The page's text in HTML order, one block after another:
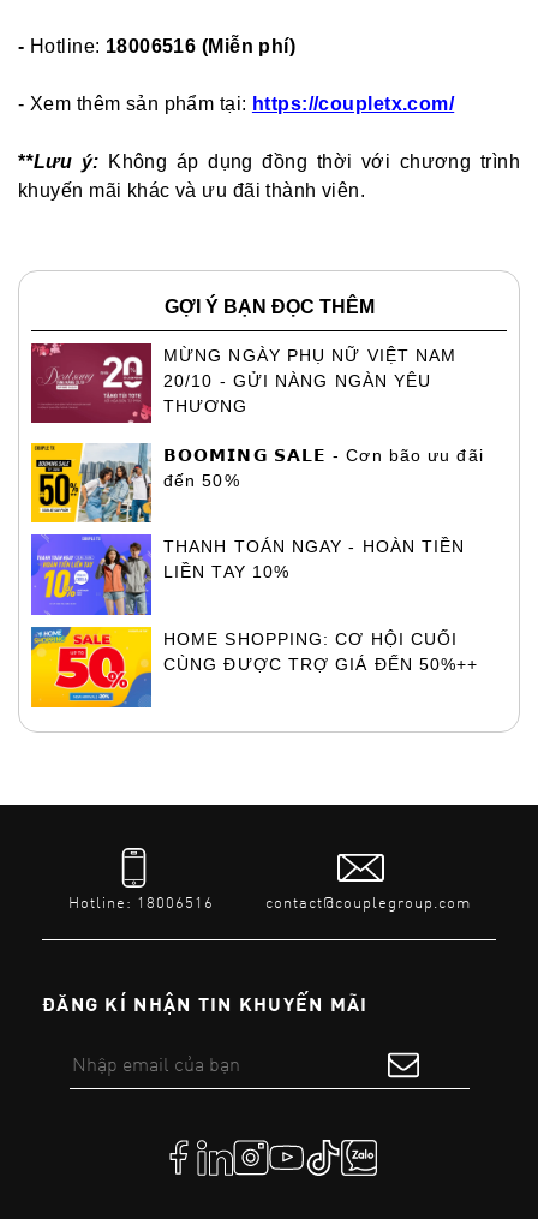
- Hotline: 18006516 (Miễn phí)
- Xem thêm sản phẩm tại: https://coupletx.com/
**Lưu ý: Không áp dụng đồng thời với chương trình
khuyến mãi khác và ưu đãi thành viên.
GỢI Ý BẠN ĐỌC THÊM
MỪNG NGÀY PHỤ NỮ VIỆT NAM
20/10 - GỬI NÀNG NGÀN YÊU
THƯƠNG
𝗕𝗢𝗢𝗠𝗜𝗡𝗚 𝗦𝗔𝗟𝗘 - Cơn bão ưu đãi
đến 50%
THANH TOÁN NGAY - HOÀN TIỀN
LIỀN TAY 10%
HOME SHOPPING: CƠ HỘI CUỐI
CÙNG ĐƯỢC TRỢ GIÁ ĐẾN 50%++
Hotline: 18006516 contact@couplegroup.com
ĐĂNG KÍ NHẬN TIN KHUYẾN MÃI